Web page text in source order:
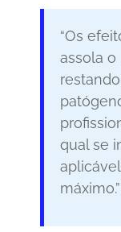
“Os
assola o
qual se
máximo.”